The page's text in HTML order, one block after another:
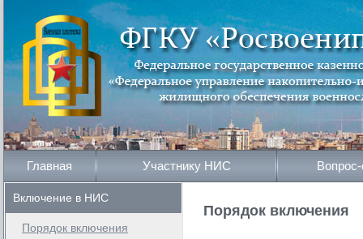
Главная Участнику НИС Вопрос-
Включение в НИС
Порядок включения
Порядок включения